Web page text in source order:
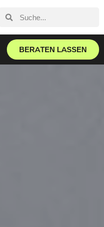
BERATEN LASSEN